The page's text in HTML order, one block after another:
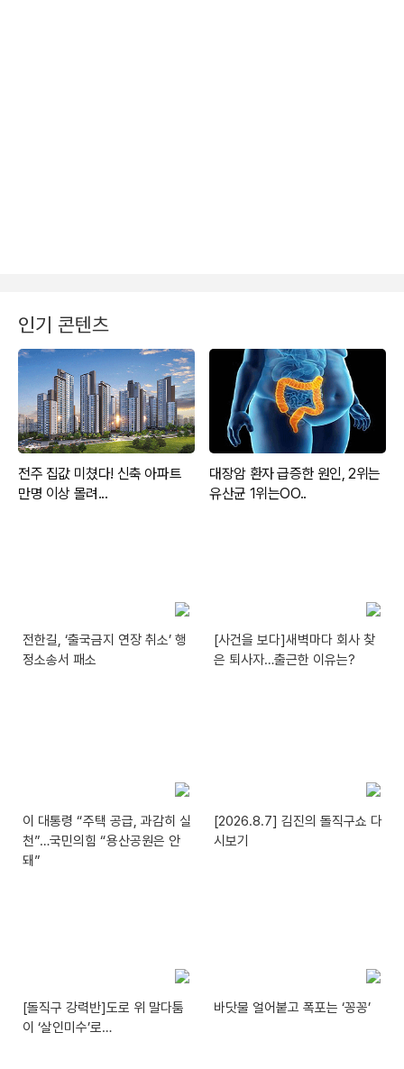
인기 콘텐츠
전한길, ‘출국금지 연장 취소’ 행
정소송서 패소
[사건을 보다]새벽마다 회사 찾
은 퇴사자…출근한 이유는?
이 대통령 “주택 공급, 과감히 실
천”…국민의힘 “용산공원은 안
돼”
[2026.8.7] 김진의 돌직구쇼 다
시보기
[돌직구 강력반]도로 위 말다툼
이 ‘살인미수’로…
바닷물 얼어붙고 폭포는 ‘꽁꽁’